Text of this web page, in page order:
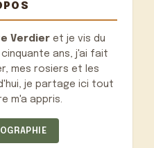
Verdier et je vis du
ans, j'ai fait
mes rosiers et les
je partage ici tout
m'a appris.